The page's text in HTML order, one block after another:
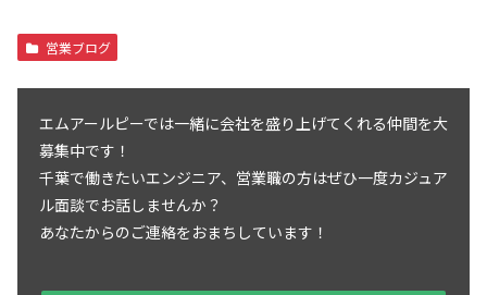
営業ブログ
エムアールピーでは一緒に会社を盛り上げてくれる仲間を大
募集中です！
千葉で働きたいエンジニア、営業職の方はぜひ一度カジュア
ル面談でお話しませんか？
あなたからのご連絡をおまちしています！